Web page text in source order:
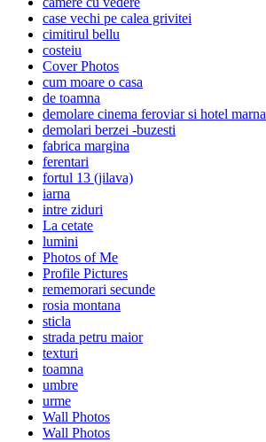
case vechi pe calea grivitei
cimitirul bellu
costeiu
Cover Photos
cum moare o casa
de toamna
demolare cinema feroviar si hotel marna
demolari berzei -buzesti
fabrica margina
ferentari
fortul 13 (jilava)
iarna
intre ziduri
La cetate
lumini
Photos of Me
Profile Pictures
rememorari secunde
rosia montana
sticla
strada petru maior
texturi
toamna
umbre
urme
Wall Photos
Wall Photos